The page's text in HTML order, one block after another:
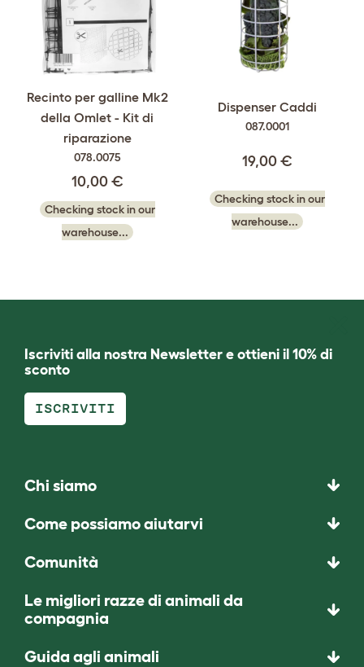
Recinto per galline Mk2
della Omlet - Kit di
riparazione
078.0075
10,00 €
Checking stock in our
warehouse...
Dispenser Caddi
087.0001
19,00 €
Checking stock in our
warehouse...
Iscriviti alla nostra Newsletter e ottieni il 10% di
sconto
ISCRIVITI
Chi siamo
Come possiamo aiutarvi
Comunità
Le migliori razze di animali da
compagnia
Guida agli animali